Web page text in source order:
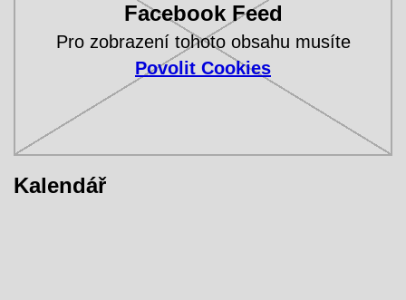
Facebook Feed
Pro zobrazení tohoto obsahu musíte
Povolit Cookies
Kalendář